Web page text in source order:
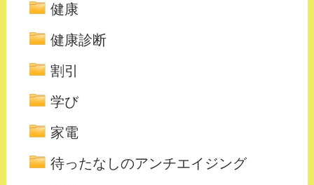
健康
健康診断
割引
学び
家電
待ったなしのアンチエイジング